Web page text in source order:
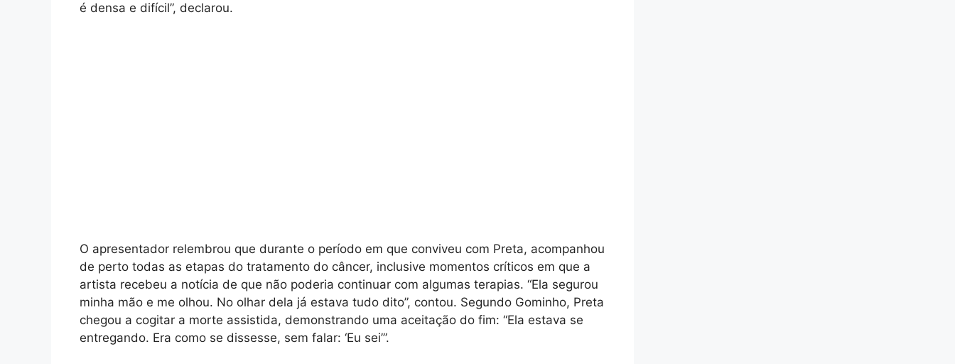
é densa e difícil”, declarou.
O apresentador relembrou que durante o período em que conviveu com Preta, acompanhou
de perto todas as etapas do tratamento do câncer, inclusive momentos críticos em que a
artista recebeu a notícia de que não poderia continuar com algumas terapias. “Ela segurou
minha mão e me olhou. No olhar dela já estava tudo dito”, contou. Segundo Gominho, Preta
chegou a cogitar a morte assistida, demonstrando uma aceitação do fim: “Ela estava se
entregando. Era como se dissesse, sem falar: ‘Eu sei’”.